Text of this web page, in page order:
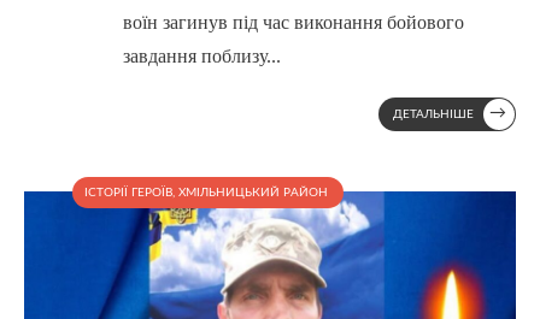
воїн загинув під час виконання бойового
завдання поблизу...
ДЕТАЛЬНІШЕ →
ІСТОРІЇ ГЕРОЇВ ХМІЛЬНИЦЬКИЙ РАЙОН